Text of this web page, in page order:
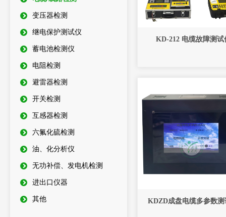
变压器检测
继电保护测试仪
蓄电池检测仪
电阻检测
避雷器检测
开关检测
互感器检测
六氟化硫检测
油、化分析仪
无功补偿、发电机检测
进出口仪器
其他
KD-212 电缆故障测试
KDZD成盘电缆多参数测